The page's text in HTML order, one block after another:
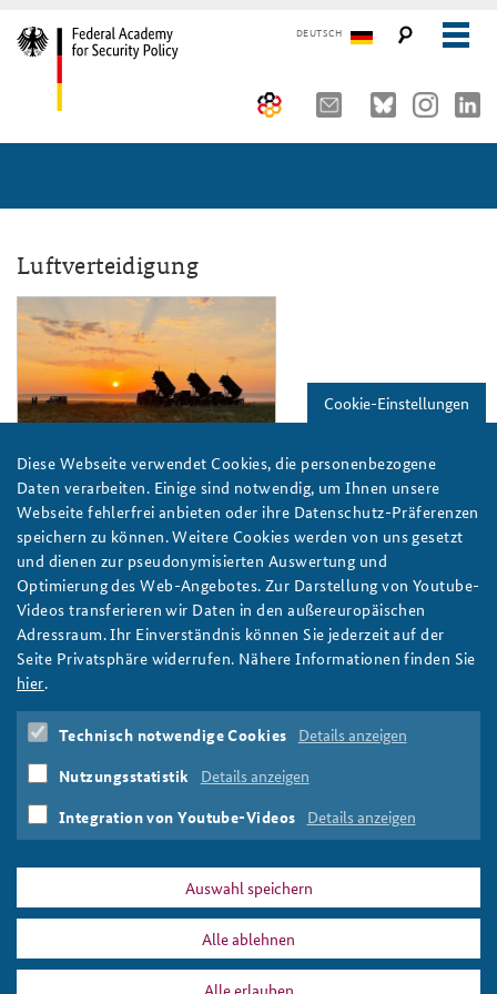
DEUTSCH
Advisory Board
Organisation
The Association of Friends
Partners
Young Leaders in Security Policy
Seminars, Conferences and Events
Security Policy Course for Senior Officials
Core Course on Security Policy
German Forum on Security Policy
Public Events
Working Papers
Luftverteidigung
Foto: Bundeswehr/PAO eVA-Polen
Welches Dach über Europa? Bodengebundene
Luftverteidigung nach der Zeitenwende
Russlands Einsatz von Raketen und Marschflugkörpern gegen
die Ukraine zeigt, dass Europas Flug- und Raketenabwehr
umfassend gestärkt werden muss. Wie das gelingen kann, und
was es mit der von Deutschland initiierten European Sky Shield
Initiative auf sich hat, diskutiert Rafael Loss im Arbeitspapier
3/2024. Foto: Bundeswehr/PAO eVA-Polen
weiter
Arbeitspapier,Luftverteidigung,Zeitenwende,Flugabwehr
Raketenabwehr
Abschreckung ,NATO
European Sky Shield Initiative,ESSI
PATRIOT,IRIS-T SLM,Arrow 3,Skyranger
DATA PRIVACY IMPRINT
Cookie-Einstellungen
Diese Webseite verwendet Cookies, die personenbezogene
Daten verarbeiten. Einige sind notwendig, um Ihnen unsere
Webseite fehlerfrei anbieten oder ihre Datenschutz-Präferenzen
speichern zu können. Weitere Cookies werden von uns gesetzt
und dienen zur pseudonymisierten Auswertung und
Optimierung des Web-Angebotes. Zur Darstellung von Youtube-
Videos transferieren wir Daten in den außereuropäischen
Adressraum. Ihr Einverständnis können Sie jederzeit auf der
Seite Privatsphäre widerrufen. Nähere Informationen finden Sie
hier.
Technisch notwendige Cookies Details anzeigen
Nutzungsstatistik Details anzeigen
Integration von Youtube-Videos Details anzeigen
Auswahl speichern
Alle ablehnen
Alle erlauben